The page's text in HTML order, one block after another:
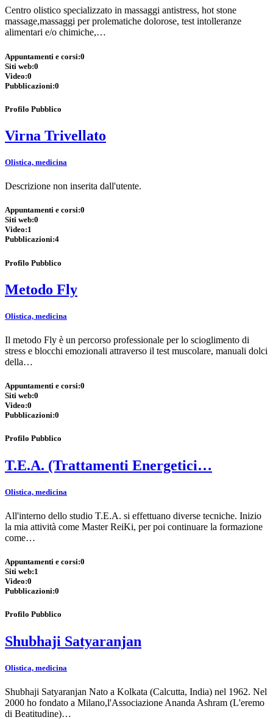
Centro olistico specializzato in massaggi antistress, hot stone
massage,massaggi per prolematiche dolorose, test intolleranze
alimentari e/o chimiche,…
Appuntamenti e corsi:0
Siti web:0
Video:0
Pubblicazioni:0
Profilo Pubblico
Virna Trivellato
Olistica, medicina
Descrizione non inserita dall'utente.
Appuntamenti e corsi:0
Siti web:0
Video:1
Pubblicazioni:4
Profilo Pubblico
Metodo Fly
Olistica, medicina
Il metodo Fly è un percorso professionale per lo scioglimento di
stress e blocchi emozionali attraverso il test muscolare, manuali dolci
della…
Appuntamenti e corsi:0
Siti web:0
Video:0
Pubblicazioni:0
Profilo Pubblico
T.E.A. (Trattamenti Energetici…
Olistica, medicina
All'interno dello studio T.E.A. si effettuano diverse tecniche. Inizio
la mia attività come Master ReiKi, per poi continuare la formazione
come…
Appuntamenti e corsi:0
Siti web:1
Video:0
Pubblicazioni:0
Profilo Pubblico
Shubhaji Satyaranjan
Olistica, medicina
Shubhaji Satyaranjan Nato a Kolkata (Calcutta, India) nel 1962. Nel
2000 ho fondato a Milano,l'Associazione Ananda Ashram (L'eremo
di Beatitudine)…